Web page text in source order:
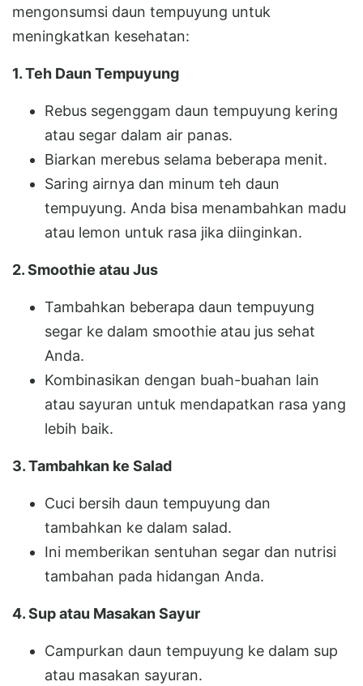
mengonsumsi daun tempuyung untuk
meningkatkan kesehatan:
1. Teh Daun Tempuyung
Rebus segenggam daun tempuyung kering
atau segar dalam air panas.
Biarkan merebus selama beberapa menit.
Saring airnya dan minum teh daun
tempuyung. Anda bisa menambahkan madu
atau lemon untuk rasa jika diinginkan.
2. Smoothie atau Jus
Tambahkan beberapa daun tempuyung
segar ke dalam smoothie atau jus sehat
Anda.
Kombinasikan dengan buah-buahan lain
atau sayuran untuk mendapatkan rasa yang
lebih baik.
3. Tambahkan ke Salad
Cuci bersih daun tempuyung dan
tambahkan ke dalam salad.
Ini memberikan sentuhan segar dan nutrisi
tambahan pada hidangan Anda.
4. Sup atau Masakan Sayur
Campurkan daun tempuyung ke dalam sup
atau masakan sayuran.